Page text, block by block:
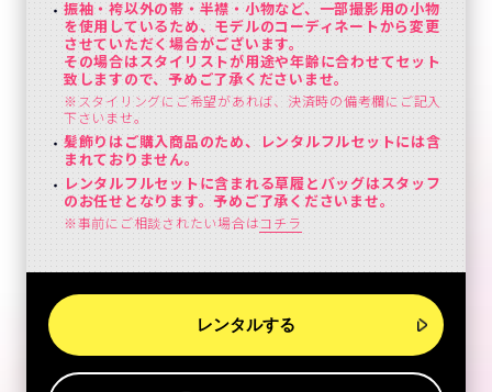
振袖・袴以外の帯・半襟・小物など、一部撮影用の小物
を使用しているため、モデルのコーディネートから変更
させていただく場合がございます。
その場合はスタイリストが用途や年齢に合わせてセット
致しますので、予めご了承くださいませ。
※スタイリングにご希望があれば、決済時の備考欄にご記入
下さいませ。
髪飾りはご購入商品のため、レンタルフルセットには含
まれておりません。
レンタルフルセットに含まれる草履とバッグはスタッフ
のお任せとなります。予めご了承くださいませ。
※事前にご相談されたい場合はコチラ
レンタルする